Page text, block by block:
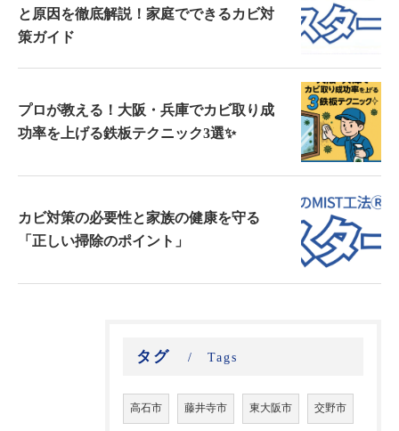
と原因を徹底解説！家庭でできるカビ対
策ガイド
プロが教える！大阪・兵庫でカビ取り成
功率を上げる鉄板テクニック3選✨
カビ対策の必要性と家族の健康を守る
「正しい掃除のポイント」
タグ Tags
高石市 藤井寺市 東大阪市 交野市